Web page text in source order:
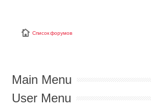
Список форумов
Main Menu
User Menu